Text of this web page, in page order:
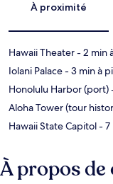
À proximité
Hawaii Theater- 2 min
Iolani Palace- 3 min à
Honolulu Harbor (port)
Aloha Tower (tour
Hawaii State Capitol- 7
À propos